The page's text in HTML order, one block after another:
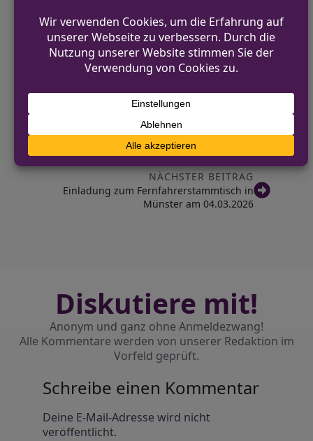
zum Führen fahrerlaubnispflichtiger
Kraftfahrzeuge untersagt. Die
Ermittlungen wegen des Verdachts auf
ein verbotenes Kraftfahrzeugrennen
sind weiterhin im Gange.
VORHERIGER BEITRAG
Verdacht auf Tötungsdelikt in Minden:
NÄCHSTER BEITRAG
Einladung zum Fernfahrerstammtisch in
Münster am 04.03.2026
Diskutiere mit!
Anonym und ganz ohne Anmeldezwang!
Alle Kommentare werden von unserer Redaktion im
Vorfeld geprüft.
Schreibe einen Kommentar
Deine E-Mail-Adresse wird nicht
veröffentlicht.